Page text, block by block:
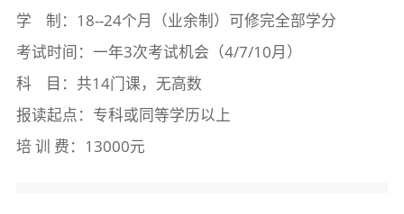
学 制：18--24个月（业余制）可修完全部学分
考试时间：一年3次考试机会（4/7/10月）
科 目：共14门课，无高数
报读起点：专科或同等学历以上
培 训 费：13000元